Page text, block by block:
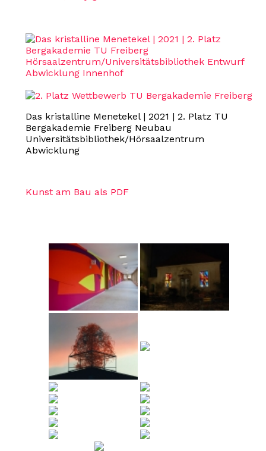
Das kristalline Menetekel | 2021 | 2. Platz TU
Bergakademie Freiberg Neubau
Universitätsbibliothek/Hörsaalzentrum
Abwicklung
Kunst am Bau als PDF